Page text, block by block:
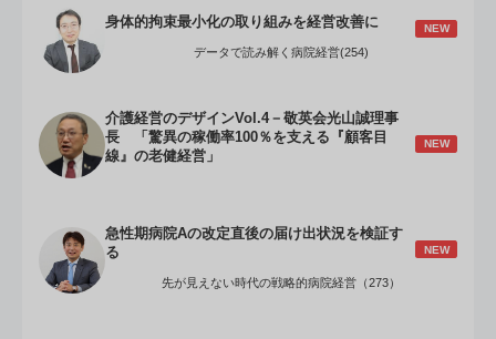
身体的拘束最小化の取り組みを経営改善に NEW
データで読み解く病院経営(254)
介護経営のデザインVol.4－敬英会光山誠理事
長 「驚異の稼働率100％を支える『顧客目
線』の老健経営」
NEW
急性期病院Aの改定直後の届け出状況を検証す
る
NEW
先が見えない時代の戦略的病院経営（273）